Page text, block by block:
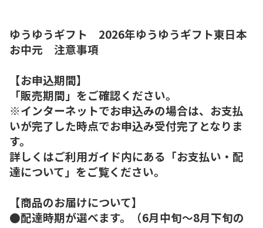
ゆうゆうギフト 2026年ゆうゆうギフト東日本
お中元 注意事項
【お申込期間】
「販売期間」をご確認ください。
※インターネットでお申込みの場合は、お支払
いが完了した時点でお申込み受付完了となりま
す。
詳しくはご利用ガイド内にある「お支払い・配
達について」をご覧ください。
【商品のお届けについて】
●配達時期が選べます。（6月中旬～8月下旬の